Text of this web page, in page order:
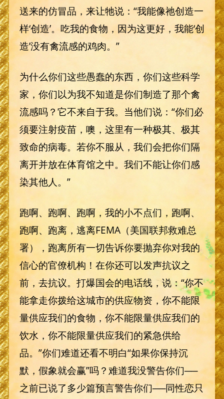
送来的仿冒品，来让牠说：“我能像祂创造一
样‘创造’。吃我的食物，因为这更好，我能‘创
造’没有禽流感的鸡肉。”
为什么你们这些愚蠢的东西，你们这些科学
家，你们以为我不知道是你们制造了那个禽
流感吗？它不来自于我。当他们说：“你们必
须要注射疫苗，噢，这里有一种极其、极其
致命的病毒。若你不服从，我们会把你们隔
离开并放在体育馆之中。我们不能让你们感
染其他人。”
跑啊、跑啊、跑啊，我的小不点们，跑啊、
跑啊、跑离，逃离FEMA（美国联邦救难总
署），跑离所有一切告诉你要抛弃你对我的
信心的官僚机构！在你还可以发声抗议之
前，去抗议。打爆国会的电话线，说：“你不
能拿走你拨给这城市的供应物资，你不能限
量供应我们的食物，你不能限量供应我们的
饮水，你不能限量供应我们的紧急供给
品。”你们难道还看不明白“如果你保持沉
默，假象就会赢”吗？难道我没警告你们──
之前已说了多少篇预言警告你们──同性恋只